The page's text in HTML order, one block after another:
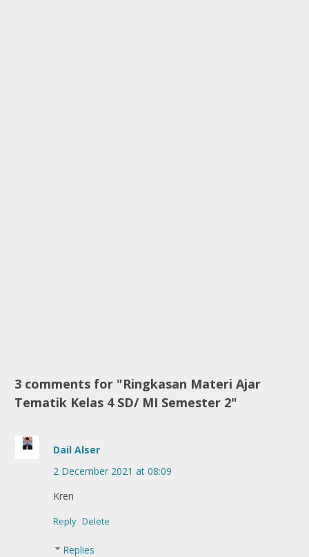
3 comments for "Ringkasan Materi Ajar
Tematik Kelas 4 SD/ MI Semester 2"
Dail Alser
2 December 2021 at 08:09
Kren
Reply Delete
Replies